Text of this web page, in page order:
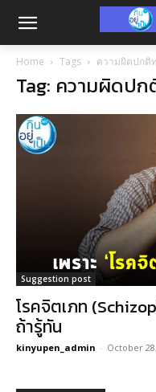
Home Tags ความผิดปกติ
Tag: ความผิดป
Suggestion post
โรคจิตเภท
ถ้ารู้ทัน
kinyupen_admin - October